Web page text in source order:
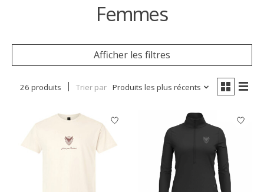
Femmes
Afficher les filtres
26 produits Trier par Produits les plus récents